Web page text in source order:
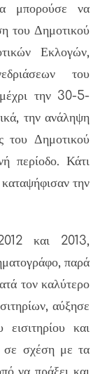
μπορούσε να
του Δημοτικού
Εκλογών,
του
την 30-5-
την ανάληψη
του Δημοτικού
περίοδο. Κάτι
την
και 2013,
παρά
τον καλύτερο
αύξησε
εισιτηρίου και
σε σχέση με τα
να πράξει και